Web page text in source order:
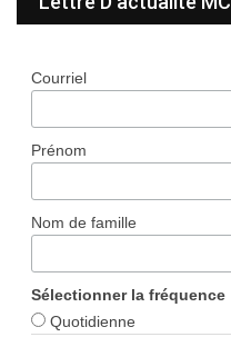
Courriel
Prénom
Nom de famille
Sélectionner la fréquence
Quotidienne